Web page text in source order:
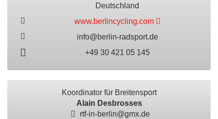
Deutschland
www.berlincycling.com
info@berlin-radsport.de
+49 30 421 05 145
Koordinator für Breitensport
Alain Desbrosses
rtf-in-berlin@gmx.de